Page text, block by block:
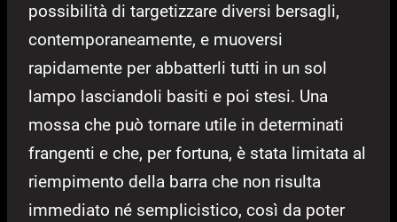
possibilità di targetizzare diversi bersagli,
contemporaneamente, e muoversi
rapidamente per abbatterli tutti in un sol
lampo lasciandoli basiti e poi stesi. Una
mossa che può tornare utile in determinati
frangenti e che, per fortuna, è stata limitata al
riempimento della barra che non risulta
immediato né semplicistico, così da poter